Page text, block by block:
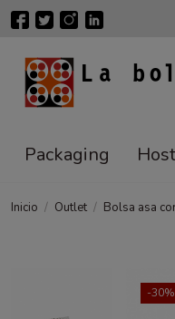
Packaging
Inicio Outlet Bolsa asa
-30%